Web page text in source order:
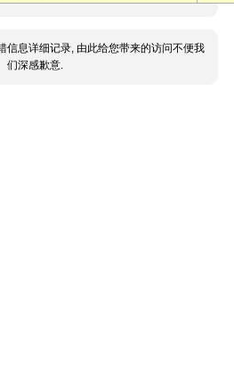
信息详细记录, 由此给您带来的访问不便我
们深感歉意.